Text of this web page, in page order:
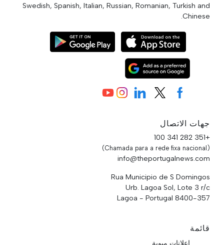
Swedish, Spanish, Italian, Russian, Romanian, Turkish and
Chinese.
جهات الاتصال
+351 282 341 100
(Chamada para a rede fixa nacional)
info@theportugalnews.com
Rua Municipio de S Domingos
Urb. Lagoa Sol, Lote 3 r/c
8400-357 Lagoa - Portugal
قائمة
إعلانات مبوبة